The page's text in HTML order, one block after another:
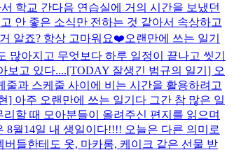
학교 간다음 연습실에 거의 시간을 보냈던
안 좋은 소식만 전하는 것 같아서 속상하고
알죠? 항상 고마워요❤️오랜만에 쓰는 일기
아지고 무엇보다 하루 일정이 끝나고 씻기
보고 있다....[TODAY 잘생긴 범규의 일기] 오
과 스케줄 사이에 비는 시간을 활용하려고
] 아주 오랜만에 쓰는 일기다 그간 참 많은 일
할 때 모아분들이 올려주신 편지를 읽으며
8월14일 내 생일이다!!!! 오늘은 다른 의미로
들한테도 옷, 마카롱, 케이크 같은 선물 받